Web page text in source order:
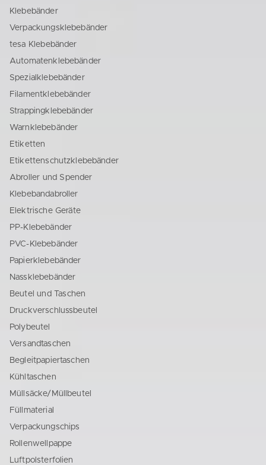
Klebebänder
Verpackungsklebebänder
tesa Klebebänder
Automatenklebebänder
Spezialklebebänder
Filamentklebebänder
Strappingklebebänder
Warnklebebänder
Etiketten
Etikettenschutzklebebänder
Abroller und Spender
Klebebandabroller
Elektrische Geräte
PP-Klebebänder
PVC-Klebebänder
Papierklebebänder
Nassklebebänder
Beutel und Taschen
Druckverschlussbeutel
Polybeutel
Versandtaschen
Begleitpapiertaschen
Kühltaschen
Müllsäcke/Müllbeutel
Füllmaterial
Verpackungschips
Rollenwellpappe
Luftpolsterfolien